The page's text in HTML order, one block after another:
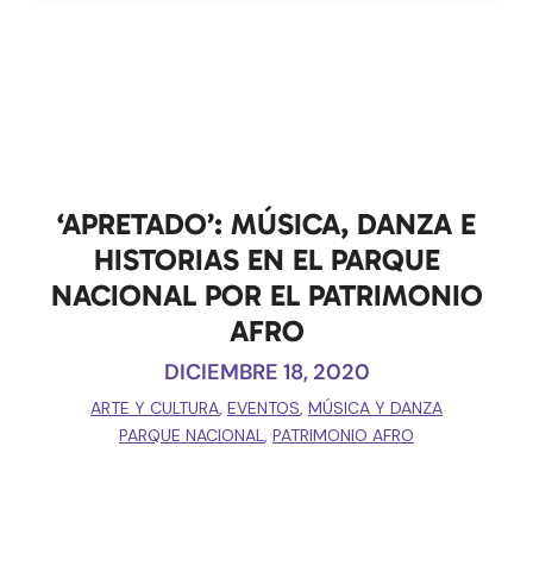
‘APRETADO’: MÚSICA, DANZA E
HISTORIAS EN EL PARQUE
NACIONAL POR EL PATRIMONIO
AFRO
DICIEMBRE 18, 2020
ARTE Y CULTURA, EVENTOS, MÚSICA Y DANZA
PARQUE NACIONAL, PATRIMONIO AFRO